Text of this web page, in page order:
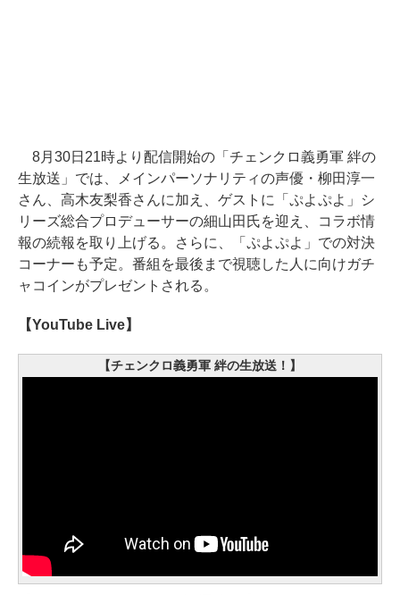
8月30日21時より配信開始の「チェンクロ義勇軍 絆の
生放送」では、メインパーソナリティの声優・柳田淳一
さん、高木友梨香さんに加え、ゲストに「ぷよぷよ」シ
リーズ総合プロデューサーの細山田氏を迎え、コラボ情
報の続報を取り上げる。さらに、「ぷよぷよ」での対決
コーナーも予定。番組を最後まで視聴した人に向けガチ
ャコインがプレゼントされる。
【YouTube Live】
【チェンクロ義勇軍 絆の生放送！】